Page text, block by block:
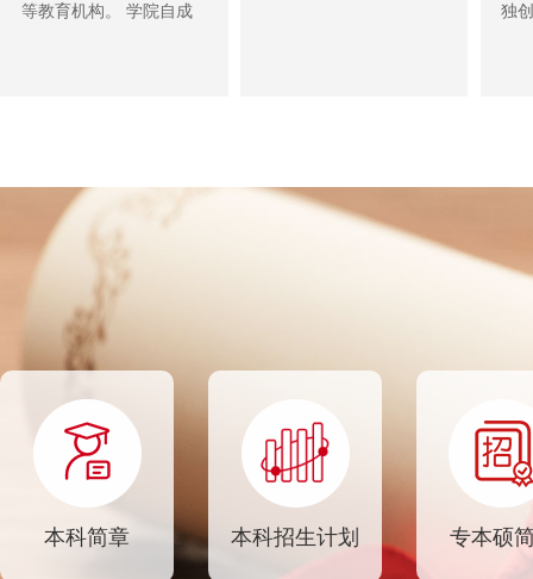
等教育机构。 学院自成
资源、具有独立法人资格
的中外合作教育机构，是
吉林省与俄罗斯高校合作
办学的典范，是吉林省教
育厅设立的对俄汉语教学
实习基地，中俄青少年交
流与留学十万人计划人才
培养基地，是俄罗斯联邦
教育部批准成立的“俄联
邦对外俄语等级考试中
心”，是中国东北地区与
俄罗斯远东及西伯利亚地
区大学联盟会员单位！
独
习
高
际
访
本科简章 本科招生计划 专本硕